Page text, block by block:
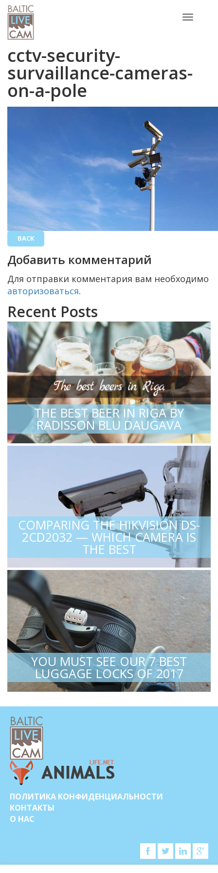
Toggle
cctv-security-
survaillance-cameras-
on-a-pole
BACK
Добавить комментарий
Для отправки комментария вам необходимо
авторизоваться.
Recent Posts
THE BEST BEER IN RIGA BY
RADISSON BLU DAUGAVA
COMPARING THE HIKVISION DS-
2CD2032 — WHICH CAMERA IS
THE BEST
YOU MUST SEE OUR 7 BEST
LUGGAGE LOCKS OF 2017
ПОЛИТИКА КОНФИДЕНЦИАЛЬНОСТИ
КОНТАКТЫ
О НАС